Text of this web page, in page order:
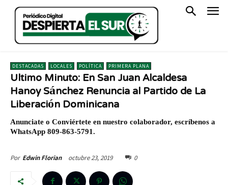
DESTACADAS LOCALES POLÍTICA PRIMERA PLANA
Ultimo Minuto: En San Juan Alcaldesa
Hanoy Sánchez Renuncia al Partido de La
Liberación Dominicana
Anunciate o Conviértete en nuestro colaborador, escríbenos a
WhatsApp 809-863-5791.
Por Edwin Florian octubre 23, 2019 0